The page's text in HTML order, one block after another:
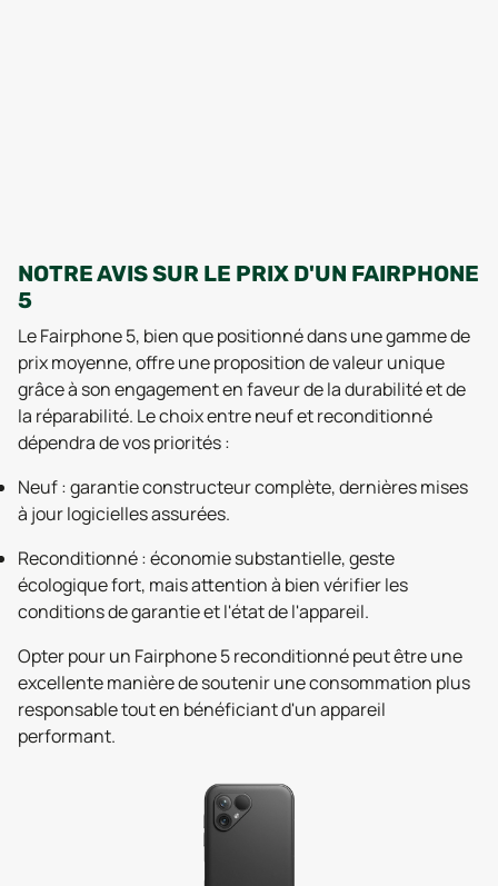
NOTRE AVIS SUR LE PRIX D'UN FAIRPHONE
5
Le Fairphone 5, bien que positionné dans une gamme de
prix moyenne, offre une proposition de valeur unique
grâce à son engagement en faveur de la durabilité et de
la réparabilité. Le choix entre neuf et reconditionné
dépendra de vos priorités :
Neuf : garantie constructeur complète, dernières mises
à jour logicielles assurées.
Reconditionné : économie substantielle, geste
écologique fort, mais attention à bien vérifier les
conditions de garantie et l'état de l'appareil.
Opter pour un Fairphone 5 reconditionné peut être une
excellente manière de soutenir une consommation plus
responsable tout en bénéficiant d'un appareil
performant.